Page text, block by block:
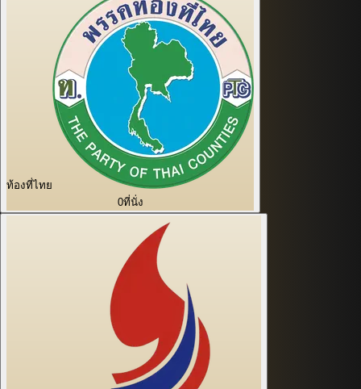
ท้องที่ไทย
0ที่นั่ง